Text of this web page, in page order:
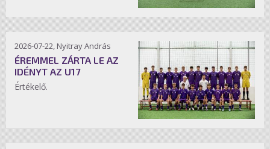
2026-07-22, Nyitray András
ÉREMMEL ZÁRTA LE AZ
IDÉNYT AZ U17
Értékelő.